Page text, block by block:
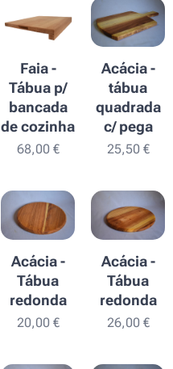
Faia -
Tábua p/
bancada
de cozinha
68,00€
Acácia -
tábua
quadrada
c/ pega
25,50€
Acácia -
Tábua
redonda
20,00€
Acácia -
Tábua
redonda
26,00€